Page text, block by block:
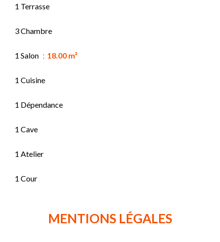
1 Terrasse
3 Chambre
1 Salon 18.00 m²
1 Cuisine
1 Dépendance
1 Cave
1 Atelier
1 Cour
MENTIONS LÉGALES